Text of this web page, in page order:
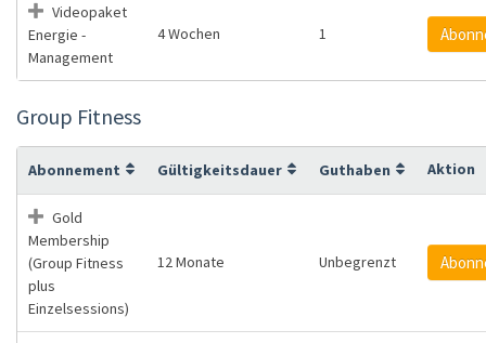
Videopaket
Energie -
Management
4 Wochen 1
Group Fitness
Abonnement Gültigkeitsdauer Guthaben Aktion
Gold
Membership
(Group Fitness
plus
Einzelsessions)
12 Monate Unbegrenzt